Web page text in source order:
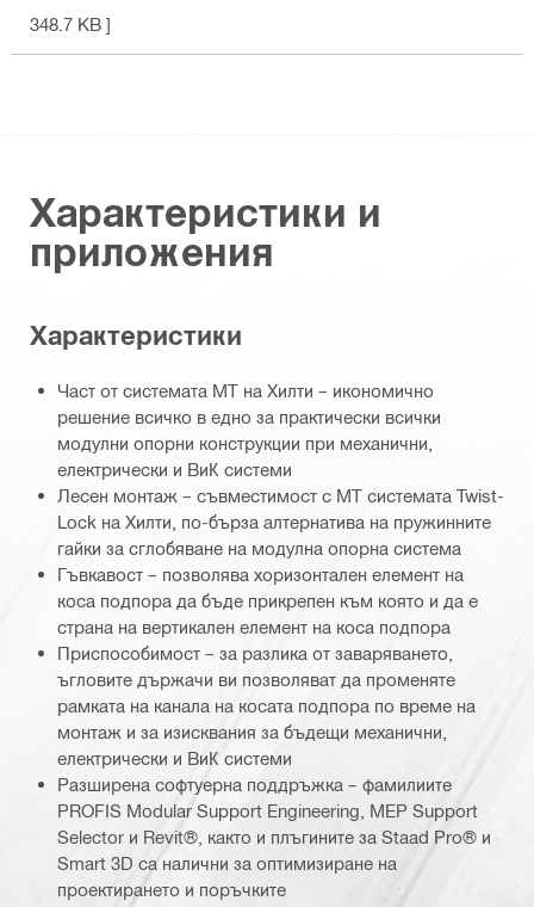
348.7 KB ]
Характеристики и
приложения
Характеристики
Част от системата MT на Хилти – икономично
решение всичко в едно за практически всички
модулни опорни конструкции при механични,
електрически и ВиК системи
Лесен монтаж – съвместимост с MT системата Twist-
Lock на Хилти, по-бърза алтернатива на пружинните
гайки за сглобяване на модулна опорна система
Гъвкавост – позволява хоризонтален елемент на
коса подпора да бъде прикрепен към която и да е
страна на вертикален елемент на коса подпора
Приспособимост – за разлика от заваряването,
ъгловитe държачи ви позволяват да променяте
рамката на канала на косата подпора по време на
монтаж и за изисквания за бъдещи механични,
електрически и ВиК системи
Разширена софтуерна поддръжка – фамилиите
PROFIS Modular Support Engineering, MEP Support
Selector и Revit®, както и плъгините за Staad Pro® и
Smart 3D са налични за оптимизиране на
проектирането и поръчките